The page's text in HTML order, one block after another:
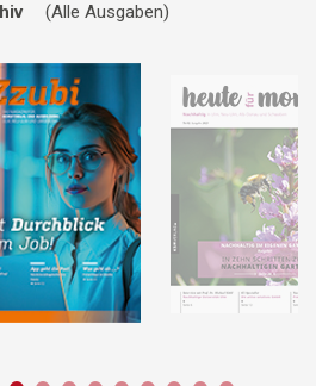
(Alle Ausgaben)